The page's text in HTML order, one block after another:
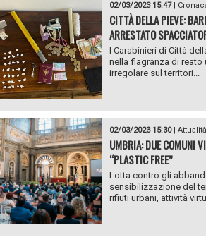
02/03/2023 15:47|
CITTÀ DELLA PIEVE:
ARRESTATO
I Carabinieri di Città
nella flagranza di reato
irregolare sul territori...
02/03/2023 15:30| Attualità
UMBRIA: DUE COMUNI
“PLASTIC FREE”
Lotta contro gli
sensibilizzazione del
rifiuti urbani, attività